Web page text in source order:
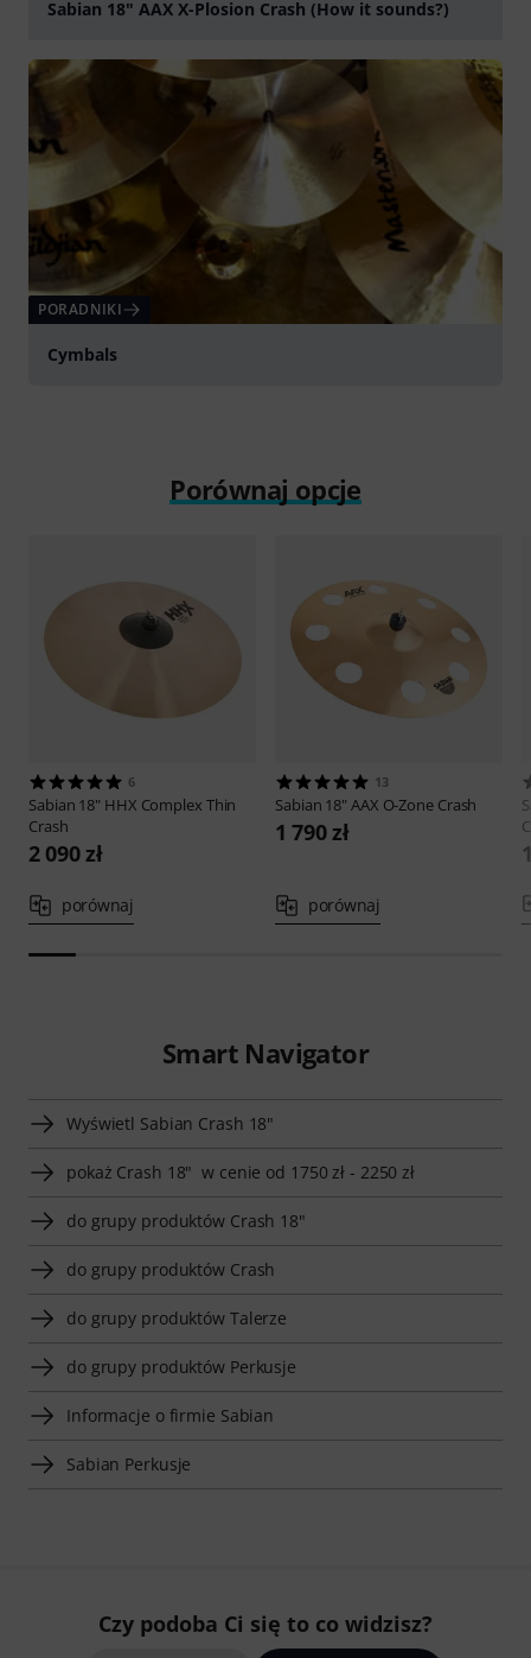
Sabian 18" AAX X-Plosion Crash (How it sounds?)
PORADNIKI
Cymbals
Porównaj opcje
6
Sabian 18" HHX Complex Thin
Crash
2 090 zł
porównaj
13
Sabian 18" AAX O-Zone Crash
1 790 zł
porównaj
Smart Navigator
Wyświetl Sabian Crash 18"
pokaż Crash 18" w cenie od 1750 zł - 2250 zł
do grupy produktów Crash 18"
do grupy produktów Crash
do grupy produktów Talerze
do grupy produktów Perkusje
Informacje o firmie Sabian
Sabian Perkusje
Czy podoba Ci się to co widzisz?